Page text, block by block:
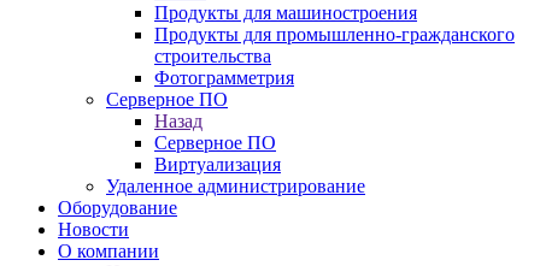
Продукты для машиностроения
Продукты для промышленно-гражданского
строительства
Фотограмметрия
Серверное ПО
Назад
Серверное ПО
Виртуализация
Удаленное администрирование
Оборудование
Новости
О компании